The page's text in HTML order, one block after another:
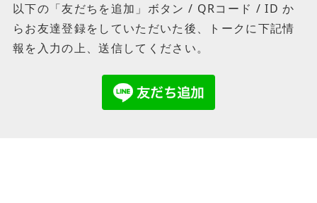
以下の「友だちを追加」ボタン / QRコード / ID か
らお友達登録をしていただいた後、トークに下記情
報を入力の上、送信してください。